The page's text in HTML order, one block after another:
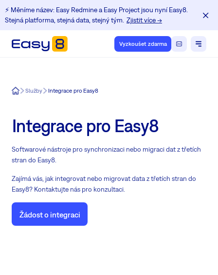
⚡️ Měníme název: Easy Redmine a Easy Project jsou nyní Easy8.
Stejná platforma, stejná data, stejný tým. Zjistit více →
Vyzkoušet zdarma
Easy8Služby Integrace pro Easy8
Integrace pro Easy8
Softwarové nástroje pro synchronizaci nebo migraci dat z třetích
stran do Easy8.
Zajímá vás, jak integrovat nebo migrovat data z třetích stran do
Easy8? Kontaktujte nás pro konzultaci.
Žádost o integraci